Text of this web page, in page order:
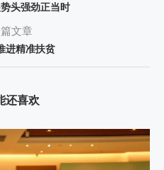
头强劲正当时
文章
进精准扶贫
还喜欢